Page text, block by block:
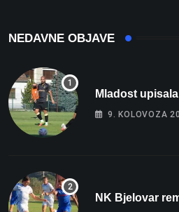
NEDAVNE OBJAVE
Mladost
9. KOLOVOZA
NK Bjelovar